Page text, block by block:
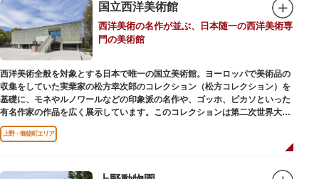
吹き抜けのエントランスに大理石の大階段がある本館では、壁時計やステン
ドグラスなど格調高い内部装飾にも注目してみてください。初めて来館する
方や時間が限られている方などに向け提案されたコース（日本美術入門／た
てものめぐり／仏像大好き）を参考にめぐるのも良いでしょう。
敷地内にはレストランやミュージアムショップのほか緑豊かな庭園も。季節
ごとの彩りを感じながらゆったりと散策するのもおすすめです。
国立西洋美術館
西洋美術の名作が並ぶ、日本随一の西洋美術専
門の美術館
西洋美術全般を対象とする日本で唯一の国立美術館。ヨーロッパで美術品の
収集をしていた実業家の松方幸次郎のコレクション（松方コレクション）を
基礎に、モネやルノワールなどの印象派の名作や、ゴッホ、ピカソといった
有名作家の作品を広く展示しています。このコレクションは第二次世界大戦
中にフランス政府に接収され、戦後に専用の美術館を創設することを条件に
日本へ寄贈返還されました。
もの。「ル・コルビュジエの建築作品－近代建築運動への顕著な貢献－」の
上野・御徒町エリア